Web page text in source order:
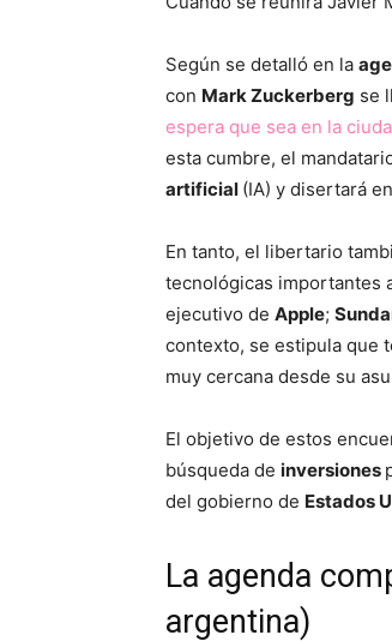
Según se detalló en la
con Mark Zuckerberg se
espera que sea en la
esta cumbre, el
artificial (IA) y disertará
En tanto, el libertario
tecnológicas importantes
ejecutivo de Apple;
contexto, se estipula que
muy cercana desde su
El objetivo de estos
búsqueda de inversiones
del gobierno de Estados
La agenda
argentina)